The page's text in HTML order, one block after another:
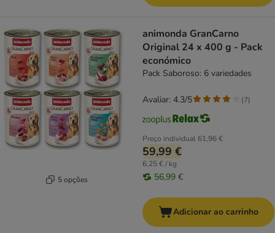
5 opções
animonda GranCarno
Original 24 x 400 g - Pack
económico
Pack Saboroso: 6 variedades
Preço individual 61,96 €
59,99 €
6,25 € / kg
56,99 €
Avaliar: 4.3/5 (7)
Adicionar ao carrinho